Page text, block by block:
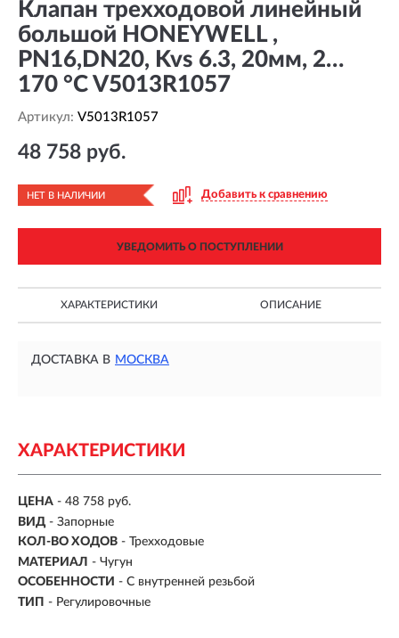
Клапан трехходовой линейный
большой HONEYWELL ,
PN16,DN20, Kvs 6.3, 20мм, 2…
170 °C V5013R1057
Артикул: V5013R1057
48 758 руб.
НЕТ В НАЛИЧИИ Добавить к сравнению
УВЕДОМИТЬ О ПОСТУПЛЕНИИ
ХАРАКТЕРИСТИКИ ОПИСАНИЕ
ДОСТАВКА В МОСКВА
ХАРАКТЕРИСТИКИ
ЦЕНА - 48 758 руб.
ВИД - Запорные
КОЛ-ВО ХОДОВ - Трехходовые
МАТЕРИАЛ - Чугун
ОСОБЕННОСТИ - С внутренней резьбой
ТИП - Регулировочные